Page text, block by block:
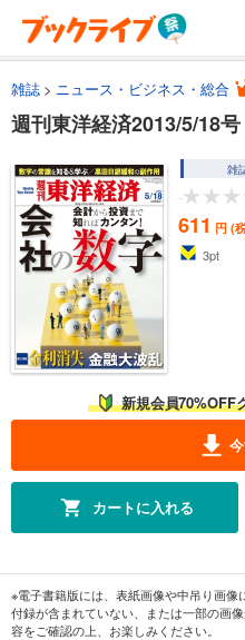
雑誌 ニュース・ビジネス・総合
週刊東洋経済2013/5/18号
雑
-
611 円 (
3pt
新規会員70%OFF
カートに入れる
※電子書籍版には、表紙画像や中吊り画像
付録が含まれていない、または一部の画
容をご確認の上、お楽しみください。